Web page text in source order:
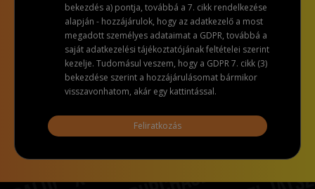
bekezdés a) pontja, továbbá a 7. cikk rendelkezése
alapján - hozzájárulok, hogy az adatkezelő a most
megadott személyes adataimat a GDPR, továbbá a
saját adatkezelési tájékoztatójának feltételei szerint
kezelje. Tudomásul veszem, hogy a GDPR 7. cikk (3)
bekezdése szerint a hozzájárulásomat bármikor
visszavonhatom, akár egy kattintással.
Feliratkozás